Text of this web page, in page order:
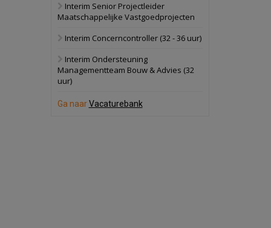
politiebureau
17 september 2026
Voormalig
Interim Senior Projectleider
Maatschappelijke Vastgoedprojecten
Interim Concerncontroller (32 - 36 uur)
Interim Ondersteuning
Managementteam Bouw & Advies (32
uur)
Ga naarVacaturebank